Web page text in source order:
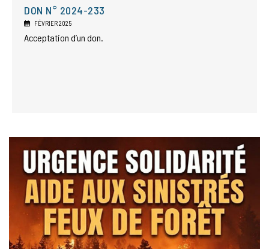
DON N° 2024-233
FÉVRIER 2025
Acceptation d’un don.